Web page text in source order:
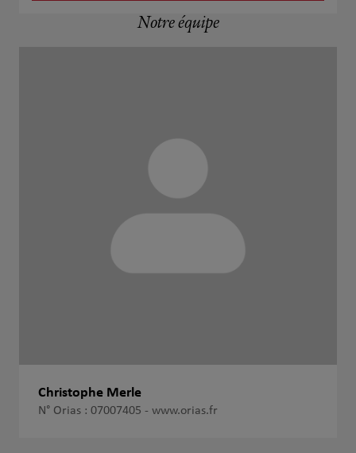
Notre équipe
Christophe Merle
N° Orias : 07007405 - www.orias.fr